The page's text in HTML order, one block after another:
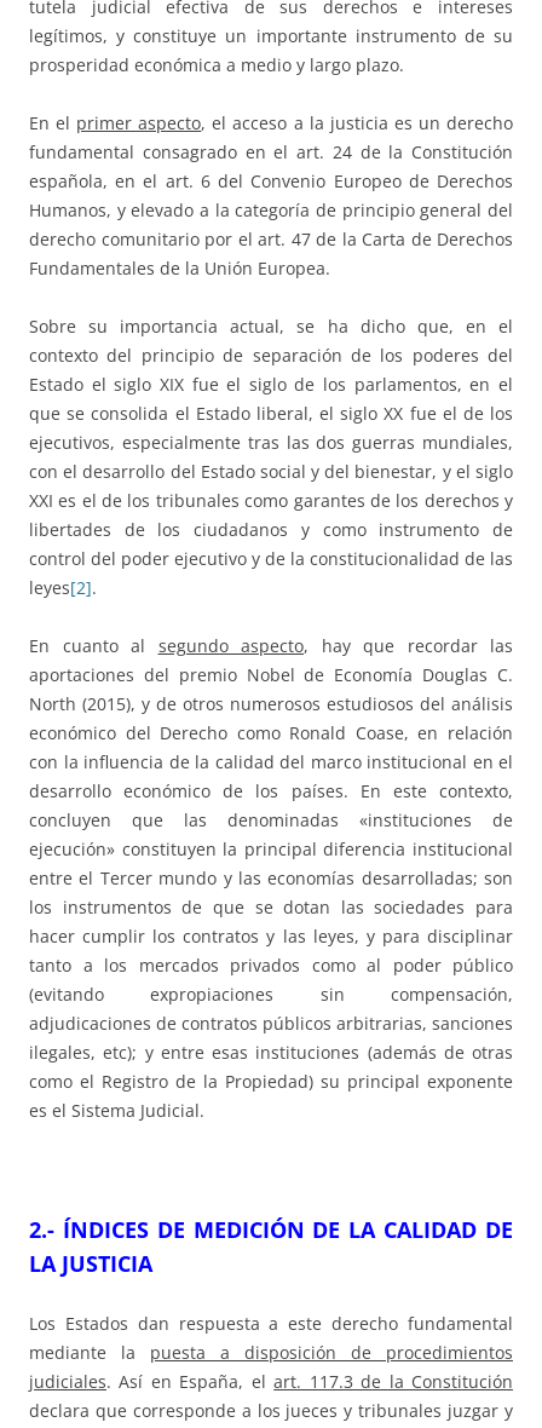
tutela judicial efectiva de sus derechos e intereses
legítimos, y constituye un importante instrumento de su
prosperidad económica a medio y largo plazo.
En el primer aspecto, el acceso a la justicia es un derecho
fundamental consagrado en el art. 24 de la Constitución
española, en el art. 6 del Convenio Europeo de Derechos
Humanos, y elevado a la categoría de principio general del
derecho comunitario por el art. 47 de la Carta de Derechos
Fundamentales de la Unión Europea.
Sobre su importancia actual, se ha dicho que, en el
contexto del principio de separación de los poderes del
Estado el siglo XIX fue el siglo de los parlamentos, en el
que se consolida el Estado liberal, el siglo XX fue el de los
ejecutivos, especialmente tras las dos guerras mundiales,
con el desarrollo del Estado social y del bienestar, y el siglo
XXI es el de los tribunales como garantes de los derechos y
libertades de los ciudadanos y como instrumento de
control del poder ejecutivo y de la constitucionalidad de las
leyes[2].
En cuanto al segundo aspecto, hay que recordar las
aportaciones del premio Nobel de Economía Douglas C.
North (2015), y de otros numerosos estudiosos del análisis
económico del Derecho como Ronald Coase, en relación
con la influencia de la calidad del marco institucional en el
desarrollo económico de los países. En este contexto,
concluyen que las denominadas «instituciones de
ejecución» constituyen la principal diferencia institucional
entre el Tercer mundo y las economías desarrolladas; son
los instrumentos de que se dotan las sociedades para
hacer cumplir los contratos y las leyes, y para disciplinar
tanto a los mercados privados como al poder público
(evitando expropiaciones sin compensación,
adjudicaciones de contratos públicos arbitrarias, sanciones
ilegales, etc); y entre esas instituciones (además de otras
como el Registro de la Propiedad) su principal exponente
es el Sistema Judicial.
2.- ÍNDICES DE MEDICIÓN DE LA CALIDAD DE
LA JUSTICIA
Los Estados dan respuesta a este derecho fundamental
mediante la puesta a disposición de procedimientos
judiciales. Así en España, elart. 117.3 de la Constitución
declara que corresponde a los jueces y tribunales juzgar y